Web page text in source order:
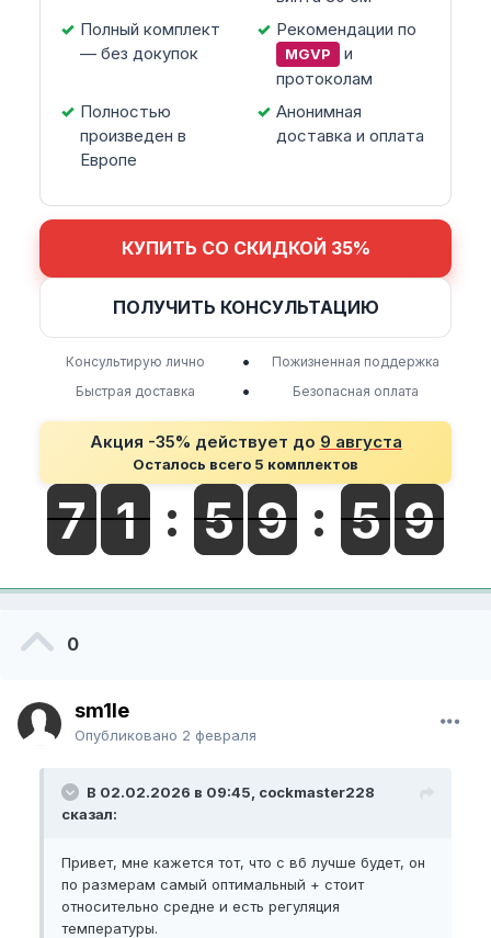
Полный комплект
— без докупок
Рекомендации по
MGVP
и
протоколам
Полностью
произведен в
Европе
Анонимная
доставка и оплата
КУПИТЬ СО СКИДКОЙ 35%
ПОЛУЧИТЬ КОНСУЛЬТАЦИЮ
Консультирую лично •
Пожизненная поддержка
Быстрая доставка
• Безопасная оплата
Акция -35% действует до 9 августа
Осталось всего 5 комплектов
0
sm1le
Опубликовано 2 февраля
В 02.02.2026 в 09:45, cockmaster228
сказал:
Привет, мне кажется тот, что с вб лучше будет, он
по размерам самый оптимальный + стоит
относительно средне и есть регуляция
температуры.